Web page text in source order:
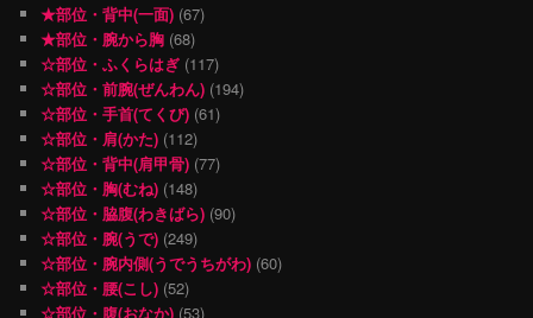
★部位・背中(一面) (67)
★部位・腕から胸 (68)
☆部位・ふくらはぎ (117)
☆部位・前腕(ぜんわん) (194)
☆部位・手首(てくび) (61)
☆部位・肩(かた) (112)
☆部位・背中(肩甲骨) (77)
☆部位・胸(むね) (148)
☆部位・脇腹(わきばら) (90)
☆部位・腕(うで) (249)
☆部位・腕内側(うでうちがわ) (60)
☆部位・腰(こし) (52)
☆部位・腹(おなか) (53)